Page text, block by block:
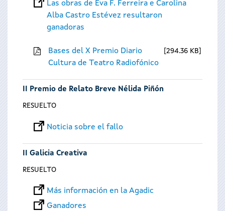
Las obras de Eva F. Ferreira e Carolina
Alba Castro Estévez resultaron
ganadoras
Bases del X Premio Diario
Cultura de Teatro Radiofónico
294.36 KB
II Premio de Relato Breve Nélida Piñón
RESUELTO
Noticia sobre el fallo
II Galicia Creativa
RESUELTO
Más información en la Agadic
Ganadores